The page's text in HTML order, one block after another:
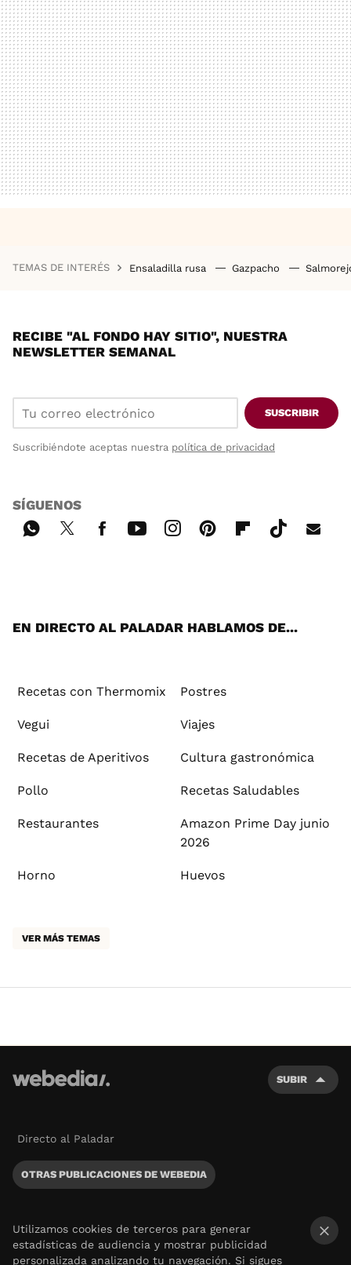
TEMAS DE INTERÉS Ensaladilla rusa Gazpacho
RECIBE "AL FONDO HAY SITIO", NUESTRA
NEWSLETTER SEMANAL
SUSCRIBIR
Suscribiéndote aceptas nuestra política de privacidad
SÍGUENOS
EN DIRECTO AL PALADAR HABLAMOS DE...
Recetas con Thermomix Postres
Vegui Viajes
Recetas de Aperitivos Cultura gastronómica
Pollo Recetas Saludables
Restaurantes
Amazon Prime Day junio
2026
Horno Huevos
VER MÁS TEMAS
SUBIR
Directo al Paladar
OTRAS PUBLICACIONES DE WEBEDIA
Utilizamos cookies de terceros para generar
estadísticas de audiencia y mostrar publicidad
personalizada analizando tu navegación. Si sigues